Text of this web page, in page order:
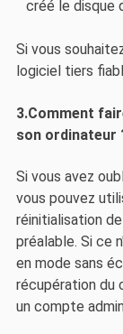
créé le disque
Si vous
logiciel tiers
3.Comment
son ordinateur
Si vous avez
vous pouvez
réinitialisation
préalable. Si ce
en mode sans
récupération du
un compte